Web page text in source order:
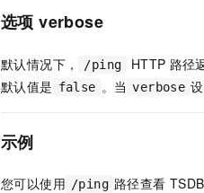
选项 verbose
默认情况下， /ping HTTP 路径
默认值是 false 。当 verbose
示例
您可以使用 /ping 路径查看